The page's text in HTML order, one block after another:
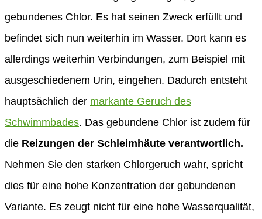
gebundenes Chlor. Es hat seinen Zweck erfüllt und
befindet sich nun weiterhin im Wasser. Dort kann es
allerdings weiterhin Verbindungen, zum Beispiel mit
ausgeschiedenem Urin, eingehen. Dadurch entsteht
hauptsächlich der markante Geruch des
Schwimmbades. Das gebundene Chlor ist zudem für
die Reizungen der Schleimhäute verantwortlich.
Nehmen Sie den starken Chlorgeruch wahr, spricht
dies für eine hohe Konzentration der gebundenen
Variante. Es zeugt nicht für eine hohe Wasserqualität,